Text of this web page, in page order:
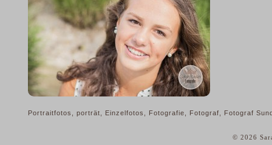
Portraitfotos, porträt, Einzelfotos, Fotografie, Fotograf, Fotograf
© 2026